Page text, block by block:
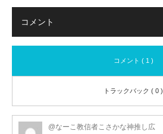
コメント
コメント ( 1 )
トラックバック ( 0 )
@なーこ教信者こさかな神推し広